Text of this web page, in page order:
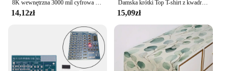
14,12zł
Damska krótki Top T-shirt z kwadratowym dekoltem
15,09zł